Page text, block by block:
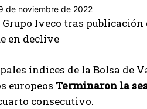
Iveco tras
en declive
índices de la Bolsa de
europeos Terminaron la
consecutivo.